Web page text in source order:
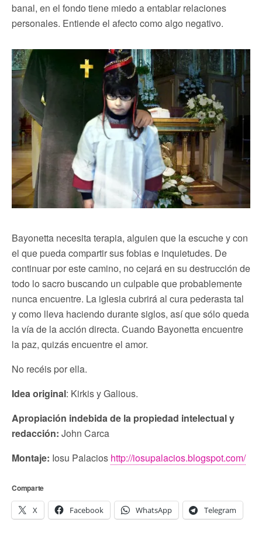
banal, en el fondo tiene miedo a entablar relaciones
personales. Entiende el afecto como algo negativo.
Bayonetta necesita terapia, alguien que la escuche y con
el que pueda compartir sus fobias e inquietudes. De
continuar por este camino, no cejará en su destrucción de
todo lo sacro buscando un culpable que probablemente
nunca encuentre. La iglesia cubrirá al cura pederasta tal
y como lleva haciendo durante siglos, así que sólo queda
la vía de la acción directa. Cuando Bayonetta encuentre
la paz, quizás encuentre el amor.
No recéis por ella.
Idea original: Kirkis y Galious.
Apropiación indebida de la propiedad intelectual y
redacción: John Carca
Montaje: Iosu Palacios http://iosupalacios.blogspot.com/
Comparte
X Facebook WhatsApp Telegram